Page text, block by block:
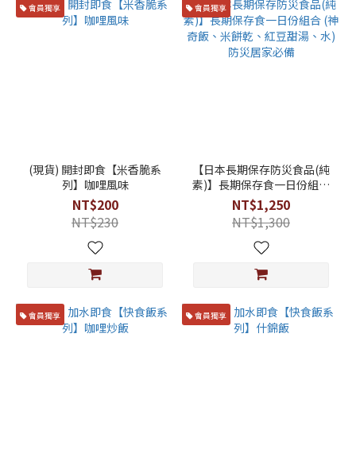
會員獨享
(現貨) 開封即食【米香脆系
列】咖哩風味
NT$200
NT$230
會員獨享
【日本長期保存防災食品(純
素)】長期保存食一日份組合
(神奇飯、米餅乾、紅豆甜
湯、水) 防災居家必備
NT$1,250
NT$1,300
會員獨享 會員獨享